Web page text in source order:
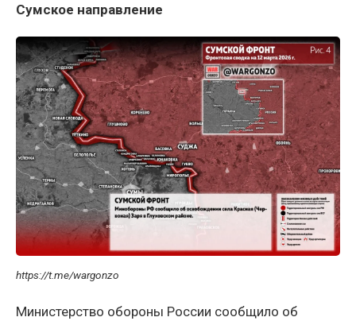
Сумское направление
https://t.me/wargonzo
Министерство обороны России сообщило об